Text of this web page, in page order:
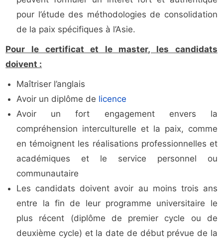
pour l’étude des méthodologies de consolidation
de la paix spécifiques à l’Asie.
Pour le certificat et le master, les candidats
doivent :
Maîtriser l’anglais
Avoir un diplôme de licence
Avoir un fort engagement envers la
compréhension interculturelle et la paix, comme
en témoignent les réalisations professionnelles et
académiques et le service personnel ou
communautaire
Les candidats doivent avoir au moins trois ans
entre la fin de leur programme universitaire le
plus récent (diplôme de premier cycle ou de
deuxième cycle) et la date de début prévue de la